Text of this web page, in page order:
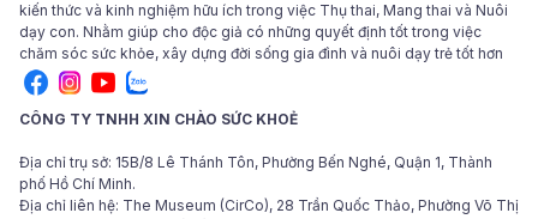
kiến thức và kinh nghiệm hữu ích trong việc Thụ thai, Mang thai và Nuôi
dạy con. Nhằm giúp cho độc giả có những quyết định tốt trong việc
chăm sóc sức khỏe, xây dựng đời sống gia đình và nuôi dạy trẻ tốt hơn
CÔNG TY TNHH XIN CHÀO SỨC KHOẺ
Địa chỉ trụ sở: 15B/8 Lê Thánh Tôn, Phường Bến Nghé, Quận 1, Thành
phố Hồ Chí Minh.
Địa chỉ liên hệ: The Museum (CirCo), 28 Trần Quốc Thảo, Phường Võ Thị